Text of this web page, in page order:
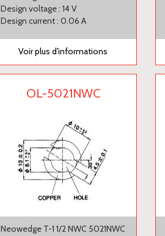
Design voltage : 14 V
Design current : 0.06 A
Voir plus d'informations
OL-5021NWC
Neowedge T-1 1/2 NWC 5021NWC